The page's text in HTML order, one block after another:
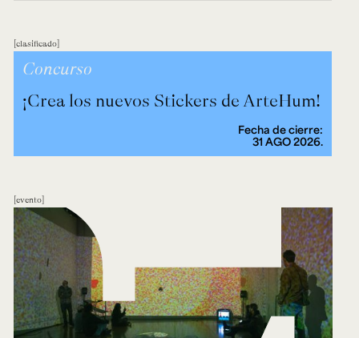
clasificado
Concurso
¡Crea los nuevos Stickers de ArteHum!
Fecha de cierre:
31 AGO 2026.
evento